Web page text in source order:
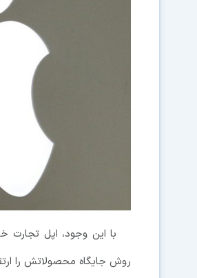
با این وجود، اپل تجارت
روش جایگاه محصولاتش را